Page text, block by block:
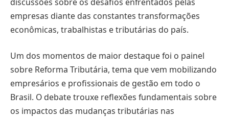
empresas diante das constantes transformações
econômicas, trabalhistas e tributárias do país.
Um dos momentos de maior destaque foi o painel
sobre Reforma Tributária, tema que vem mobilizando
empresários e profissionais de gestão em todo o
Brasil. O debate trouxe reflexões fundamentais sobre
os impactos das mudanças tributárias nas